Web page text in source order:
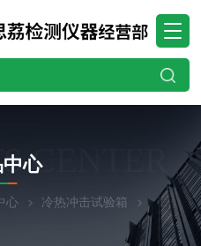
CENTER
心
心 冷热冲击试验箱 分体式